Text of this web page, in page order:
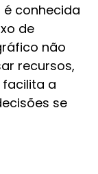
conhecida
de
não
recursos,
facilita a
se